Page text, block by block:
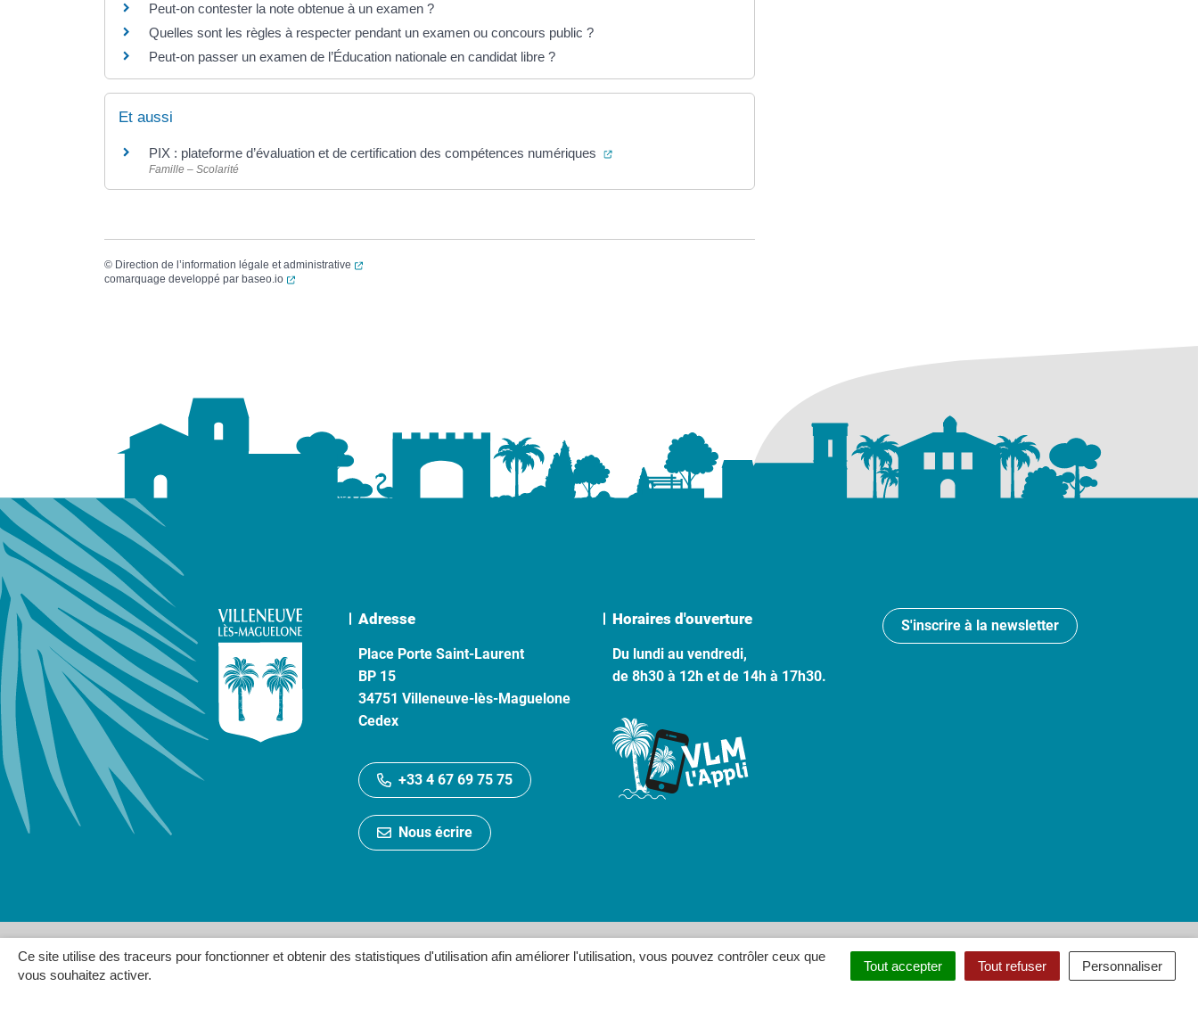
Ce site utilise des traceurs pour fonctionner et obtenir des statistiques d'utilisation afin améliorer l'utilisation, vous pouvez contrôler ceux que
vous souhaitez activer.
Tout accepter Tout refuser Personnaliser
Peut-on contester la note obtenue à un examen ?
Quelles sont les règles à respecter pendant un examen ou concours public ?
Peut-on passer un examen de l’Éducation nationale en candidat libre ?
Et aussi
PIX : plateforme d’évaluation et de certification des compétences numériques (ouverture dans un nouvel onglet)
Famille – Scolarité
© Direction de l’information légale et administrative
(ouverture dans un nouvel onglet)
comarquage developpé par baseo.io (ouverture dans un nouvel onglet)
Adresse
Place Porte Saint-Laurent
BP 15
34751 Villeneuve-lès-Maguelone
Cedex
+33 4 67 69 75 75
Nous écrire
Horaires d'ouverture
Du lundi au vendredi,
de 8h30 à 12h et de 14h à 17h30.
S'inscrire à la newsletter